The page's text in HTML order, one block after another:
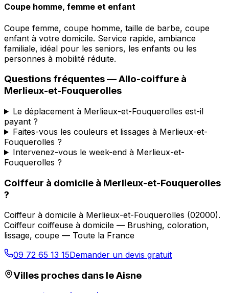
Coupe homme, femme et enfant
Coupe femme, coupe homme, taille de barbe, coupe
enfant à votre domicile. Service rapide, ambiance
familiale, idéal pour les seniors, les enfants ou les
personnes à mobilité réduite.
Questions fréquentes —Allo-coiffure à
Merlieux-et-Fouquerolles
Le déplacement à Merlieux-et-Fouquerolles est-il
payant ?
Faites-vous les couleurs et lissages à Merlieux-et-
Fouquerolles ?
Intervenez-vous le week-end à Merlieux-et-
Fouquerolles ?
Coiffeur à domicile à Merlieux-et-Fouquerolles
?
Coiffeur à domicile à Merlieux-et-Fouquerolles (02000).
Coiffeur coiffeuse à domicile — Brushing, coloration,
lissage, coupe — Toute la France
09 72 65 13 15Demander un devis gratuit
Villes proches dans leAisne